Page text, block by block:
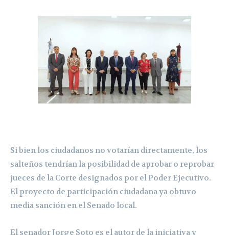
Si bien los ciudadanos no votarían directamente, los
salteños tendrían la posibilidad de aprobar o reprobar
jueces de la Corte designados por el Poder Ejecutivo.
El proyecto de participación ciudadana ya obtuvo
media sanción en el Senado local.
El senador Jorge Soto es el autor de la iniciativa y